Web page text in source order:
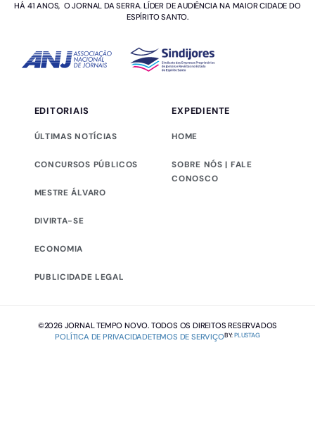
HÁ 41 ANOS, O JORNAL DA SERRA. LÍDER DE AUDIÊNCIA NA MAIOR CIDADE DO
ESPÍRITO SANTO.
EDITORIAIS
ÚLTIMAS NOTÍCIAS
CONCURSOS PÚBLICOS
MESTRE ÁLVARO
DIVIRTA-SE
ECONOMIA
PUBLICIDADE LEGAL
EXPEDIENTE
HOME
SOBRE NÓS | FALE
CONOSCO
©2026 JORNAL TEMPO NOVO. TODOS OS DIREITOS RESERVADOS
POLÍTICA DE PRIVACIDADETEMOS DE SERVIÇOBY:PLUSTAG